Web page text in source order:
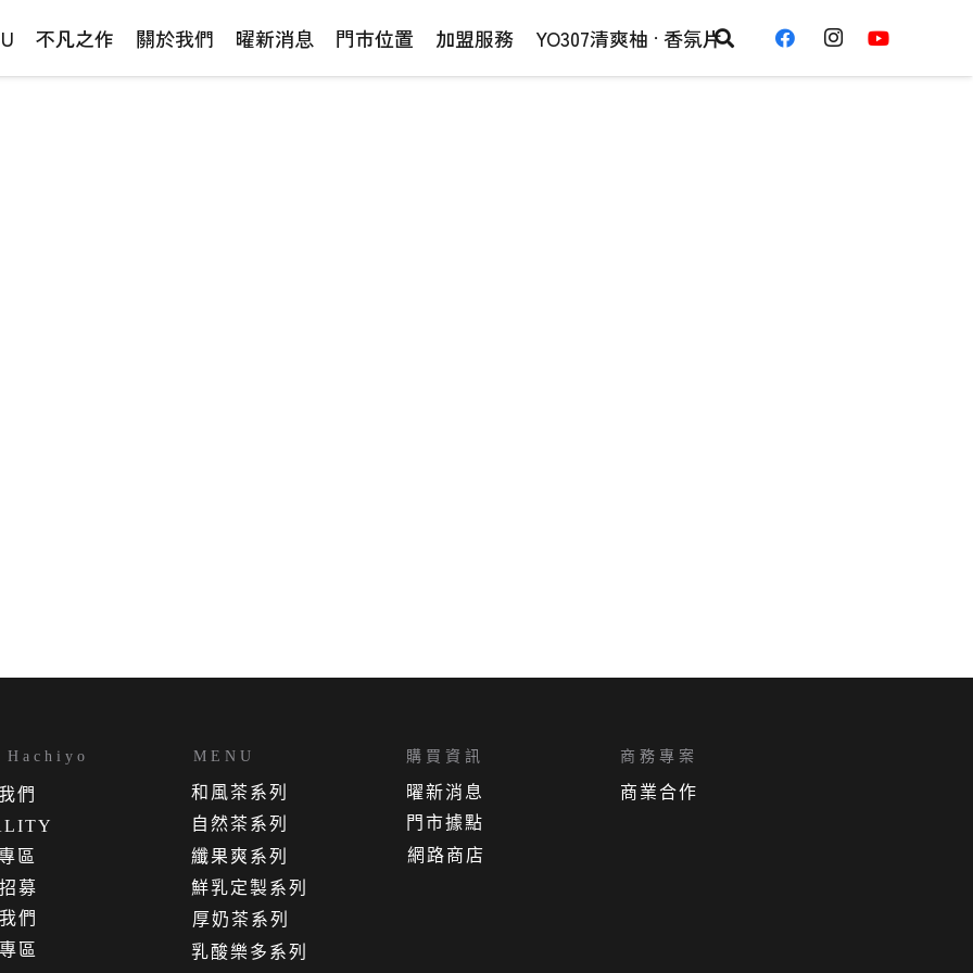
不凡之作 關於我們 曜新消息 門市位置 加盟服務 YO307清爽柚 · 香氛片
募
Hachiyo
們
區
網路商店
門市據點
曜新消息
購買資訊
們
區
商務專案
商業合作
乳酸樂多系列
厚奶茶系列
鮮乳定製系列
纖果爽系列
自然茶系列
和風茶系列
MENU